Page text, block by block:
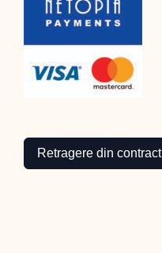
Retragere din contract